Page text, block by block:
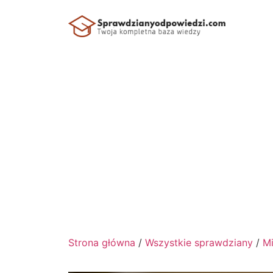
Strona główna / Wszystkie sprawdziany /